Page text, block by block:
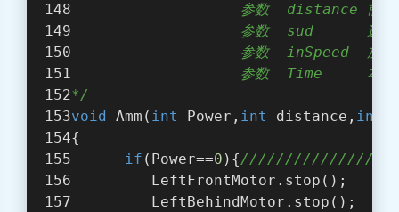
参数  distance 前进
参数  sud      速
参
参数  Time     本过程
*/
void
Amm( int Power, int distance, int
{
if (Power==0 ){
         LeftFrontMotor.stop();
         LeftBehindMotor.stop();